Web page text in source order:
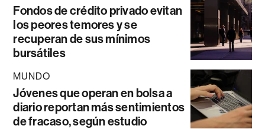
Fondos de crédito privado evitan
los peores temores y se
recuperan de sus mínimos
bursátiles
MUNDO
Jóvenes que operan en bolsa a
diario reportan más sentimientos
de fracaso, según estudio